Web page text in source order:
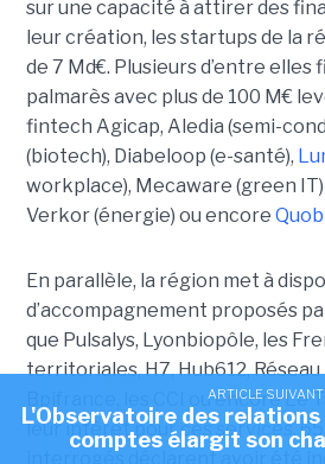
sur une capacité à attirer des
leur création, les startups de la
de 7 Md€. Plusieurs d’entre
palmarès avec plus de 100 M€
fintech Agicap, Aledia (semi-
(biotech), Diabeloop (e-santé),
workplace), Mecaware (green
Verkor (énergie) ou encore
En parallèle, la région met à
d’accompagnement proposés
que Pulsalys, Lyonbiopôle, les
territoriales, H7, Hub612,
Bpifrance, les CCI ou encore Le
leur intérêt pour ces services,
ARTICLE SUIVANT
L'Observatoire des
comptes élargit son